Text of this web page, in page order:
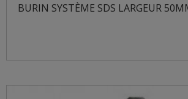
BURIN SYSTÈME SDS LARGEUR